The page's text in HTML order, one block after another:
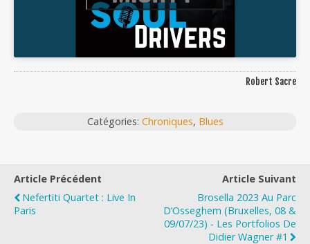
Robert Sacre
Catégories: Chroniques, Blues
Article Précédent
Nefertiti Quartet : Live In
Paris
Article Suivant
Brosella 2023 Au Parc
D’Osseghem (Bruxelles, 08 &
09/07/23) ‐ Les Portfolios De
Didier Wagner #1